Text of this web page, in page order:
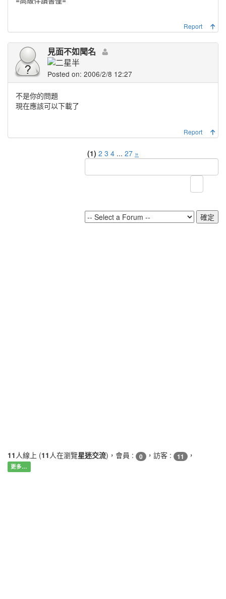
Report
見面不如聞名
Posted on: 2006/2/8 12:27
不是你的問題
現在應該可以下載了
Report
(1) 2 3 4 ... 27 »
11人線上 (11人在瀏覽星迷交流)，會員 : 0 ，訪客 : 11 ，
更多…